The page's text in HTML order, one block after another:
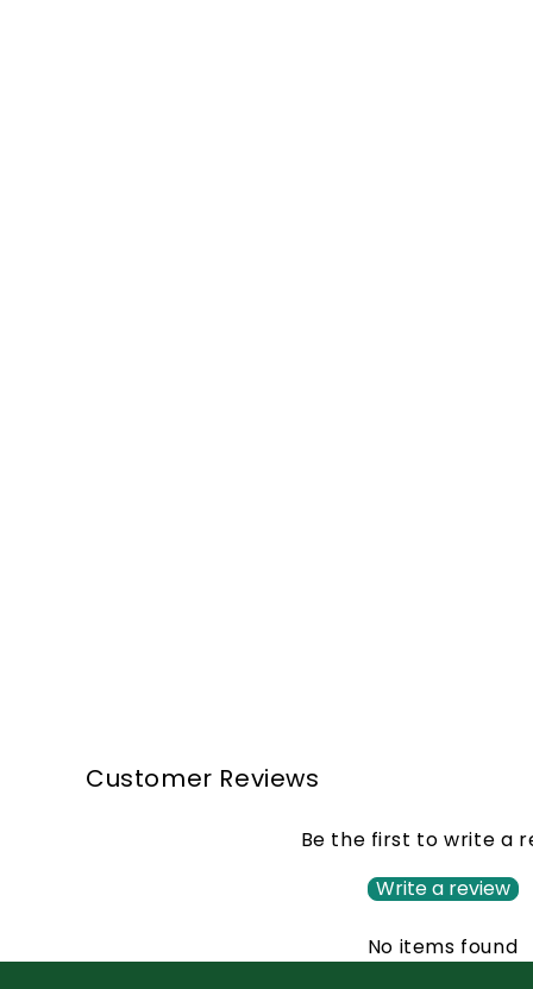
Customer Reviews
Be the first to write a
Write a review
No items found